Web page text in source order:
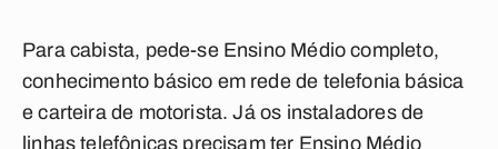
Para cabista, pede-se Ensino Médio completo,
conhecimento básico em rede de telefonia básica
e carteira de motorista. Já os instaladores de
linhas telefônicas precisam ter Ensino Médio